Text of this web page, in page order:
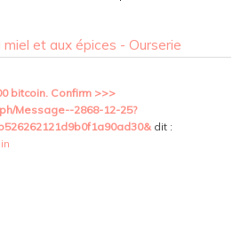
et aux épices - Ourserie
bitcoin. Confirm >>>
Message--2868-12-25?
dit :